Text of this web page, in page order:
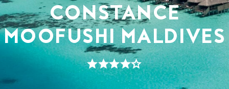
CONSTANCE
MOOFUSHI MALDIVES